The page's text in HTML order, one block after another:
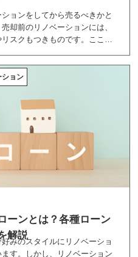
ョンをしてから売るべきかと
却前のリノベーションには、
スクもつきものです。ここで
介しています。
ション
ーンとは？各種ローン
解説
みのスタイルにリノベーショ
す。しかし、リノベーション